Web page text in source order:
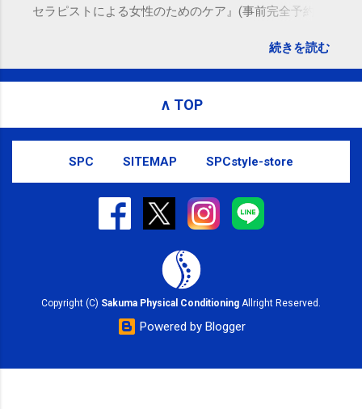
セラピストによる女性のためのケア』(事前完全予約
い致します。｜SPC-NEWS ttps://bit.ly/3pxrWN8
#kotoku #江東区 bit.ly/3pxrWN8 posted at 19:26:16 You
ルコンディショニング(@spcstyle) - Twilog . To stop
receiving these emails, you may unsubscribe now .
Amphitheatre Parkway, Mountain View, CA 94043,
United States
続きを読む
∧ TOP
SPC SITEMAP SPCstyle-store
Copyright (C) Sakuma Physical Conditioning Allright Reserved.
Powered by Blogger